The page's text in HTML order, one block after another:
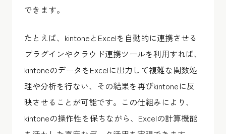
できます。
たとえば、kintoneとExcelを自動的に連携させる
プラグインやクラウド連携ツールを利用すれば、
kintoneのデータをExcelに出力して複雑な関数処
理や分析を行ない、その結果を再びkintoneに反
映させることが可能です。この仕組みにより、
kintoneの操作性を保ちながら、Excelの計算機能